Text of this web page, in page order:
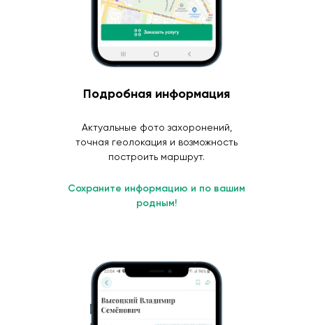
Подробная информация
Актуальные фото захоронений,
точная геолокация и возможность
построить маршрут.
Сохраните информацию и по вашим
родным!